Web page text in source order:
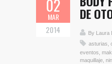
02
MAR
2014
DE
By
asturias
eventos
maquillaje